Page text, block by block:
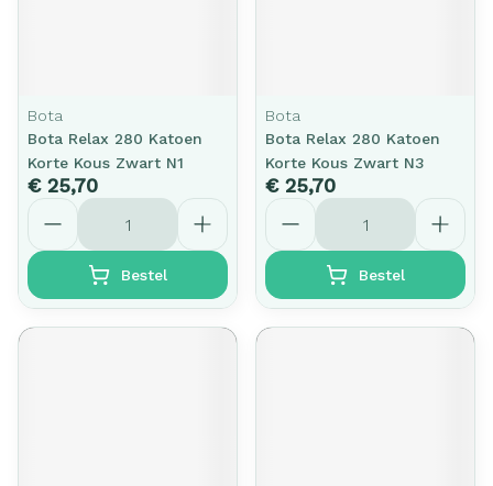
Bota
Bota Relax 280 Katoen
Korte Kous Zwart N1
€ 25,70
Aantal
Bestel
Bota
Bota Relax 280 Katoen
Korte Kous Zwart N3
€ 25,70
Aantal
Bestel